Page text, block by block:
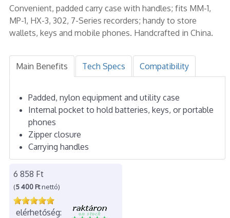
Convenient, padded carry case with handles; fits MM-1,
MP-1, HX-3, 302, 7-Series recorders; handy to store
wallets, keys and mobile phones. Handcrafted in China.
Main Benefits Tech Specs Compatibility
Padded, nylon equipment and utility case
Internal pocket to hold batteries, keys, or portable
phones
Zipper closure
Carrying handles
6 858 Ft
(5 400 Ftnettó)
elérhetőség: